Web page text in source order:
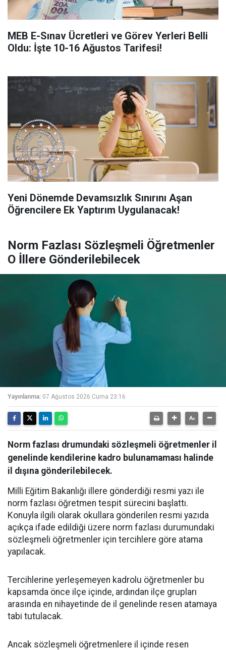
MEB E-Sınav Ücretleri ve Görev Yerleri Belli
Oldu: İşte 10-16 Ağustos Tarifesi!
Yeni Dönemde Devamsızlık Sınırını Aşan
Öğrencilere Ek Yaptırım Uygulanacak!
Norm Fazlası Sözleşmeli Öğretmenler
O İllere Gönderilebilecek
Yayınlanma: 07 Ağustos 2026 Cuma 23:16
Norm fazlası drumundaki sözleşmeli öğretmenler il
genelinde kendilerine kadro bulunamaması halinde
il dışına gönderilebilecek.
Milli Eğitim Bakanlığı illere gönderdiği resmi yazı ile
norm fazlası öğretmen tespit sürecini başlattı.
Konuyla ilgili olarak okullara gönderilen resmi yazıda
açıkça ifade edildiği üzere norm fazlası durumundaki
sözleşmeli öğretmenler için tercihlere göre atama
yapılacak.
Tercihlerine yerleşemeyen kadrolu öğretmenler bu
kapsamda önce ilçe içinde, ardından ilçe grupları
arasında en nihayetinde de il genelinde resen atamaya
tabi tutulacak.
Ancak sözleşmeli öğretmenlere il içinde resen